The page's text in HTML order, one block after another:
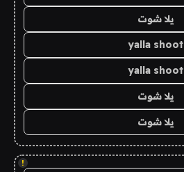
يلا شوت
yalla shoot
yalla shoot
يلا شوت
يلا شوت
!